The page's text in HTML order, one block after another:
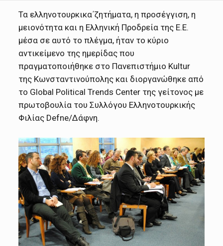
Τα ελληνοτουρκικα΄ζητήματα, η προσέγγιση, η
μειονότητα και η Ελληνική Προδρεία της Ε.Ε.
μέσα σε αυτό το πλέγμα, ήταν το κύριο
αντικείμενο της ημερίδας που
πραγματοποιήθηκε στο Πανεπιστήμιο Kultur
της Κωνσταντινούπολης και διοργανώθηκε από
το Global Political Trends Center της γείτονος με
πρωτοβουλία του Συλλόγου Ελληνοτουρκικής
Φιλίας Defne/Δάφνη.